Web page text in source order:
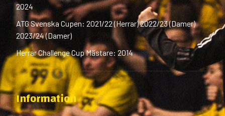
2024
ATG Svenska Cupen: 2021/22 (Herrar) 2022/23 (Damer)
2023/24 (Damer)
Herrar Challenge Cup Mästare: 2014
Information